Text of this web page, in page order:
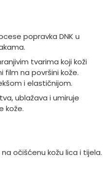
popravka DNK u
tvarima koji koži
na površini kože.
i elastičnijom.
ublažava i umiruje
kože.
očišćenu kožu lica i tijela.